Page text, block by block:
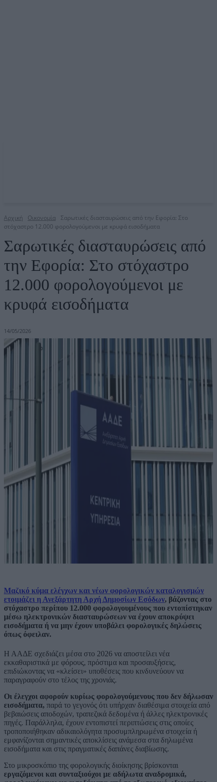
Αρχική Οικονομία
Σαρωτικές διασταυρώσεις από την Εφορία: Στο
στόχαστρο 12.000 φορολογούμενοι με κρυφά εισοδήματα
Σαρωτικές διασταυρώσεις από
την Εφορία: Στο στόχαστρο
12.000 φορολογούμενοι με
κρυφά εισοδήματα
14/05/2026
Μαζικό κύμα ελέγχων και νέων φορολογικών καταλογισμών
ετοιμάζει η Ανεξάρτητη Αρχή Δημοσίων Εσόδων, βάζοντας στο
στόχαστρο περίπου 12.000 φορολογουμένους που εντοπίστηκαν
μέσω ηλεκτρονικών διασταυρώσεων να έχουν αποκρύψει
εισοδήματα ή να μην έχουν υποβάλει φορολογικές δηλώσεις
όπως όφειλαν.
Η ΑΑΔΕ σχεδιάζει μέσα στο 2026 να αποστείλει νέα
εκκαθαριστικά με φόρους, πρόστιμα και προσαυξήσεις,
επιδιώκοντας να «κλείσει» υποθέσεις που κινδυνεύουν να
παραγραφούν στο τέλος της χρονιάς.
Οι έλεγχοι αφορούν κυρίως φορολογούμενους που δεν δήλωσαν
εισοδήματα, παρά το γεγονός ότι υπήρχαν διαθέσιμα στοιχεία από
βεβαιώσεις αποδοχών, τραπεζικά δεδομένα ή άλλες ηλεκτρονικές
πηγές. Παράλληλα, έχουν εντοπιστεί περιπτώσεις στις οποίες
τροποποιήθηκαν αδικαιολόγητα προσυμπληρωμένα στοιχεία ή
εμφανίζονται σημαντικές αποκλίσεις ανάμεσα στα δηλωμένα
εισοδήματα και στις πραγματικές δαπάνες διαβίωσης.
Στο μικροσκόπιο της φορολογικής διοίκησης βρίσκονται
εργαζόμενοι και συνταξιούχοι με αδήλωτα αναδρομικά,